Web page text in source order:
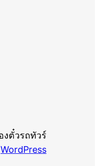
งตั๋วรถทัวร์
WordPress